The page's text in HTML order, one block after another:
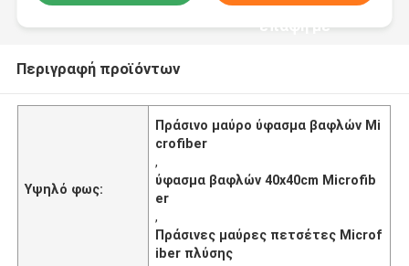
επαφή με
Περιγραφή προϊόντων
Υψηλό φως:
Πράσινο μαύρο ύφασμα βαφλών Mi
crofiber
,
ύφασμα βαφλών 40x40cm Microfib
er
,
Πράσινες μαύρες πετσέτες Microf
iber πλύσης